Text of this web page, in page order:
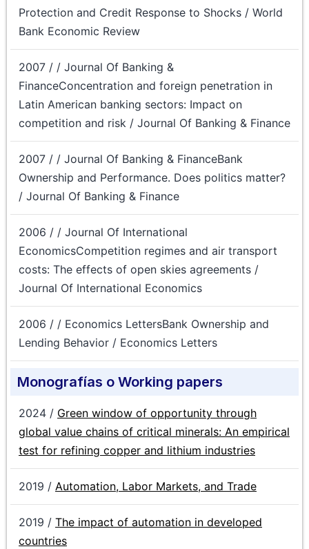
Protection and Credit Response to Shocks / World
Bank Economic Review
2007 / / Journal Of Banking &
FinanceConcentration and foreign penetration in
Latin American banking sectors: Impact on
competition and risk / Journal Of Banking & Finance
2007 / / Journal Of Banking & FinanceBank
Ownership and Performance. Does politics matter?
/ Journal Of Banking & Finance
2006 / / Journal Of International
EconomicsCompetition regimes and air transport
costs: The effects of open skies agreements /
Journal Of International Economics
2006 / / Economics LettersBank Ownership and
Lending Behavior / Economics Letters
Monografías o Working papers
2024 / Green window of opportunity through
global value chains of critical minerals: An empirical
test for refining copper and lithium industries
2019 / Automation, Labor Markets, and Trade
2019 / The impact of automation in developed
countries